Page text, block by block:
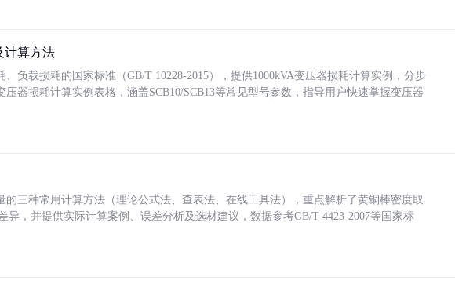
计算方法
负载损耗的国家标准（GB/T 10228-2015），提供1000kVA变压器损耗计算实例，分步
器损耗计算实例表格，涵盖SCB10/SCB13等常见型号参数，指导用户快速掌握变压器
的三种常用计算方法（理论公式法、查表法、在线工具法），重点解析了黄铜棒密度取
异，并提供实际计算案例、误差分析及选材建议，数据参考GB/T 4423-2007等国家标